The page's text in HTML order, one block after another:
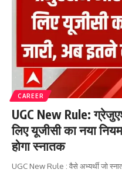
CAREER
UGC New Rule:
लिए यूजीसी का नया
होगा स्नातक
UGC New Rule : वैसे अभ्यर्थी जो